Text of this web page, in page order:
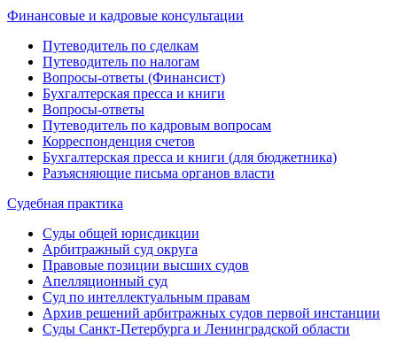
Финансовые и кадровые консультации
Путеводитель по сделкам
Путеводитель по налогам
Вопросы-ответы (Финансист)
Бухгалтерская пресса и книги
Вопросы-ответы
Путеводитель по кадровым вопросам
Корреспонденция счетов
Бухгалтерская пресса и книги (для бюджетника)
Разъясняющие письма органов власти
Судебная практика
Суды общей юрисдикции
Арбитражный суд округа
Правовые позиции высших судов
Апелляционный суд
Суд по интеллектуальным правам
Архив решений арбитражных судов первой инстанции
Суды Санкт-Петербурга и Ленинградской области